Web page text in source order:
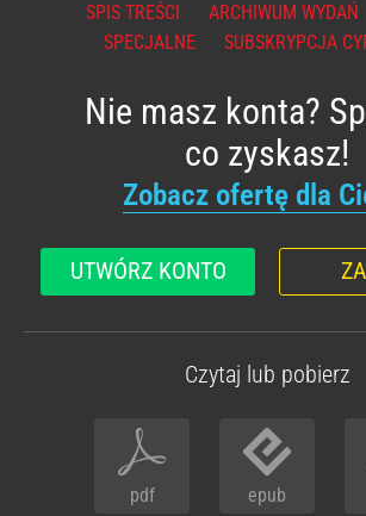
SPIS TREŚCI ARCHIWUM WYDAŃ
SPECJALNE
SUBSKRYPCJA
Nie masz konta?
co zyskasz!
Zobacz ofertę dla
UTWÓRZ KONTO
Czytaj lub pobierz
pdf epub